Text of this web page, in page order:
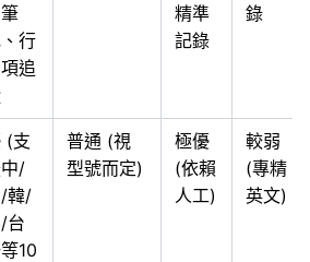
行
追
精準
記錄
錄
(支
/
/韓/
台
10
普通 (視
型號而定)
極優
(依賴
人工)
較弱
(專精
英文)